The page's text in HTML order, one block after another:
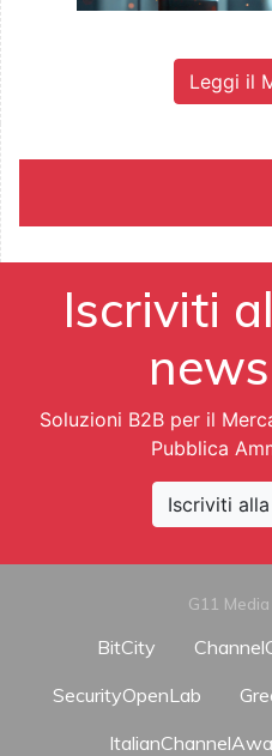
Leggi il
Iscriviti
Soluzioni B2B per il
Pubblica
Iscriviti
G11
BitCity
SecurityOpenLab